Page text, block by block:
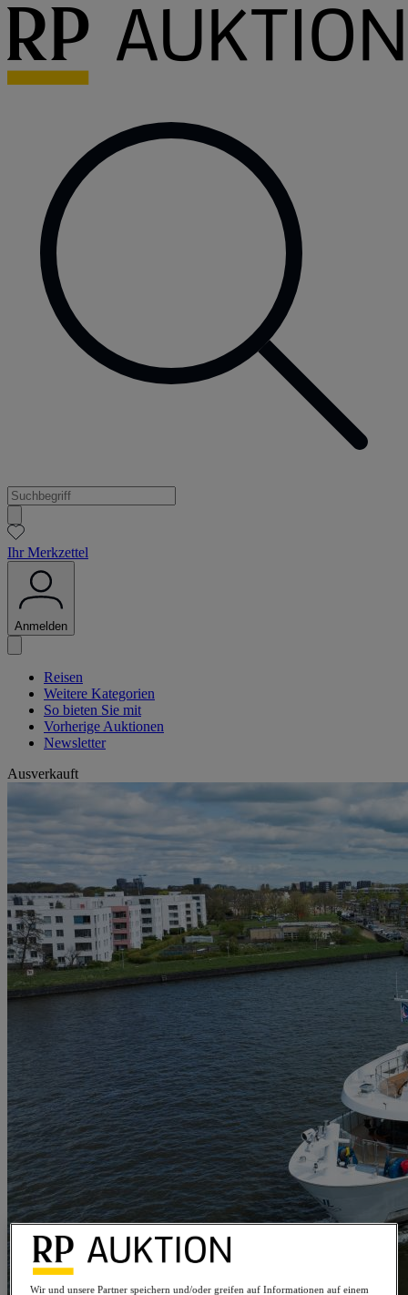
Ihr Merkzettel
Anmelden
Reisen
Weitere Kategorien
So bieten Sie mit
Vorherige Auktionen
Newsletter
Ausverkauft
Wir und unsere Partner speichern und/oder greifen auf Informationen auf einem